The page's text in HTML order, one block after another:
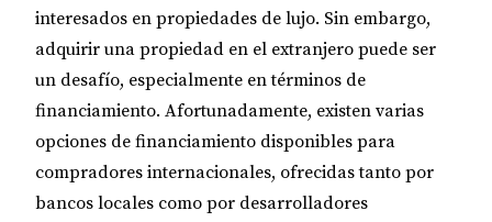
interesados en propiedades de lujo. Sin embargo,
adquirir una propiedad en el extranjero puede ser
un desafío, especialmente en términos de
financiamiento. Afortunadamente, existen varias
opciones de financiamiento disponibles para
compradores internacionales, ofrecidas tanto por
bancos locales como por desarrolladores